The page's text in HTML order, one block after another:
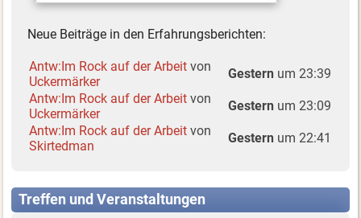
Neue Beiträge in den Erfahrungsberichten:
Antw:Im Rock auf der Arbeit von
Uckermärker
Gestern um 23:39
Antw:Im Rock auf der Arbeit von
Uckermärker
Gestern um 23:09
Antw:Im Rock auf der Arbeit von
Skirtedman
Gestern um 22:41
Treffen und Veranstaltungen